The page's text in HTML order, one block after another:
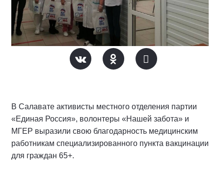
В Салавате активисты местного отделения партии
«Единая Россия», волонтеры «Нашей забота» и
МГЕР выразили свою благодарность медицинским
работникам специализированного пункта вакцинации
для граждан 65+.